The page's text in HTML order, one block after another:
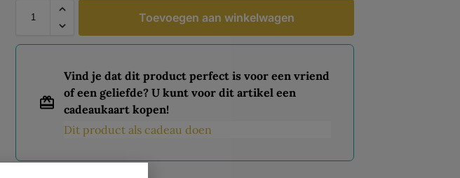
Toevoegen aan winkelwagen
Vind je dat dit product perfect is voor een vriend
of een geliefde? U kunt voor dit artikel een
cadeaukaart kopen!
Dit product als cadeau doen